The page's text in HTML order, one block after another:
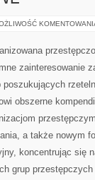
zainteresowanie
poszukujących
obszerne
a także nowym
koncentrując się
grup